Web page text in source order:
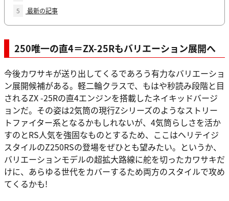
5
最新の記事
250唯一の直4＝ZX-25Rもバリエーション展開へ
今後カワサキが送り出してくるであろう有力なバリエーショ
ン展開候補がある。軽二輪クラスで、もはや秒読み段階と目
されるZX -25Rの直4エンジンを搭載したネイキッドバージ
ョンだ。その姿は2気筒の現行Zシリーズのようなストリー
トファイター系となるかもしれないが、4気筒らしさを活か
すのとRS人気を強固なものとするため、ここはヘリテイジ
スタイルのZ250RSの登場をぜひとも望みたい。というか、
バリエーションモデルの超拡大路線に舵を切ったカワサキだ
けに、あらゆる世代をカバーするため両方のスタイルで攻め
てくるかも!